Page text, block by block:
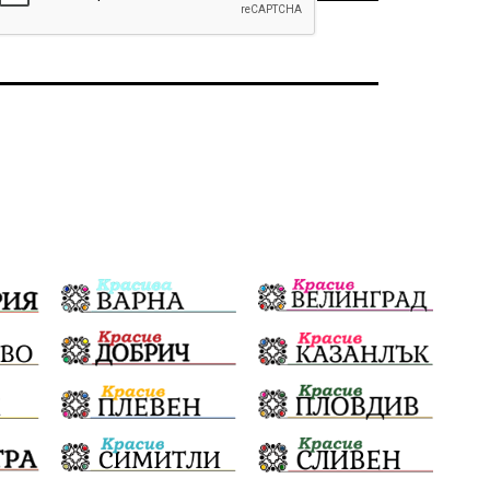
Солницата край Провадия
ли се за кампания? Екология
кътче Сметище
акция
НК „Светослав Обретенов“